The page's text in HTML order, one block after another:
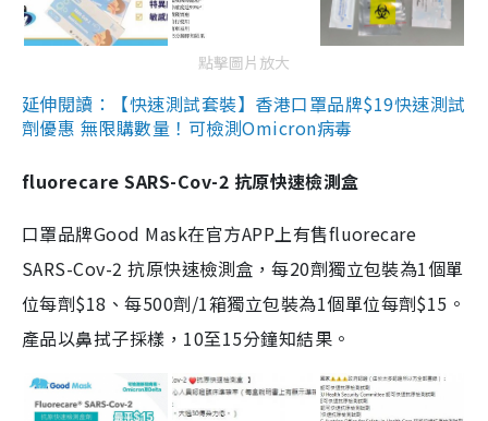
點擊圖片放大
延伸閱讀：【快速測試套裝】香港口罩品牌$19快速測試
劑優惠 無限購數量！可檢測Omicron病毒
fluorecare SARS-Cov-2 抗原快速檢測盒
口罩品牌Good Mask在官方APP上有售fluorecare
SARS-Cov-2 抗原快速檢測盒，每20劑獨立包裝為1個單
位每劑$18、每500劑/1箱獨立包裝為1個單位每劑$15。
產品以鼻拭子採樣，10至15分鐘知結果。